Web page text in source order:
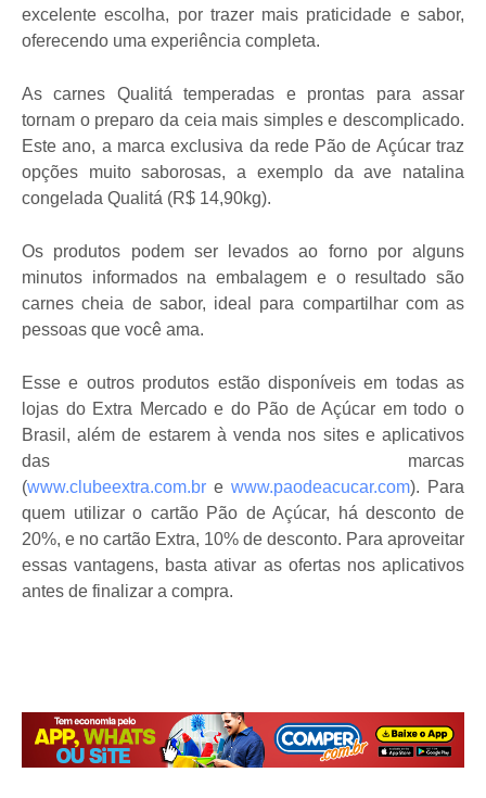
excelente escolha, por trazer mais praticidade e sabor,
oferecendo uma experiência completa.
As carnes Qualitá temperadas e prontas para assar
tornam o preparo da ceia mais simples e descomplicado.
Este ano, a marca exclusiva da rede Pão de Açúcar traz
opções muito saborosas, a exemplo da ave natalina
congelada Qualitá (R$ 14,90kg).
Os produtos podem ser levados ao forno por alguns
minutos informados na embalagem e o resultado são
carnes cheia de sabor, ideal para compartilhar com as
pessoas que você ama.
Esse e outros produtos estão disponíveis em todas as
lojas do Extra Mercado e do Pão de Açúcar em todo o
Brasil, além de estarem à venda nos sites e aplicativos
das marcas
(www.clubeextra.com.br e www.paodeacucar.com). Para
quem utilizar o cartão Pão de Açúcar, há desconto de
20%, e no cartão Extra, 10% de desconto. Para aproveitar
essas vantagens, basta ativar as ofertas nos aplicativos
antes de finalizar a compra.